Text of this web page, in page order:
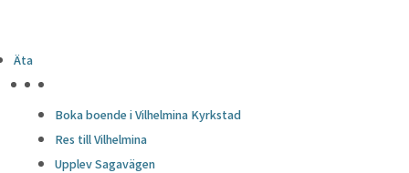
Äta
Boka boende i Vilhelmina Kyrkstad
Res till Vilhelmina
Upplev Sagavägen